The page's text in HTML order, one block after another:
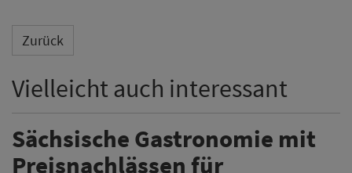
Zurück
Vielleicht auch interessant
Sächsische Gastronomie mit
Preisnachlässen für